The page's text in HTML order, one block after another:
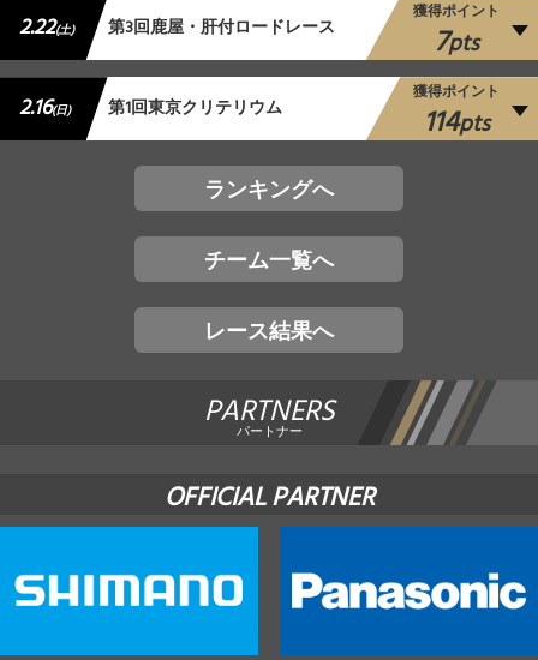
2.22(土) 第3回鹿屋・肝付ロードレース
獲得ポイント
7pts
2.16(日) 第1回東京クリテリウム
獲得ポイント
114pts
ランキングへ
チーム一覧へ
レース結果へ
PARTNERS
パートナー
OFFICIAL PARTNER